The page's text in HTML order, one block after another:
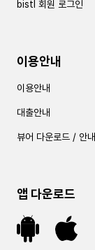
bistl 회원 로그인
이용안내
이용안내
대출안내
뷰어 다운로드 / 안내
앱 다운로드